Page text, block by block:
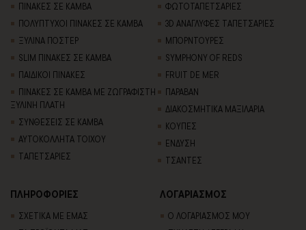
ΠΙΝΑΚΕΣ ΣΕ ΚΑΜΒΑ
ΠΟΛΥΠΤΥΧΟΙ ΠΙΝΑΚΕΣ ΣΕ ΚΑΜΒΑ
ΞΥΛΙΝΑ ΠΟΣΤΕΡ
SLIM ΠΙΝΑΚΕΣ ΣΕ ΚΑΜΒΑ
ΠΑΙΔΙΚΟΙ ΠΙΝΑΚΕΣ
ΠΙΝΑΚΕΣ ΣΕ ΚΑΜΒΑ ΜΕ ΖΩΓΡΑΦΙΣΤΗ
ΞΥΛΙΝΗ ΠΛΑΤΗ
ΣΥΝΘΕΣΕΙΣ ΣΕ ΚΑΜΒΑ
ΑΥΤΟΚΟΛΛΗΤΑ ΤΟΙΧΟΥ
TΑΠΕΤΣΑΡΙΕΣ
ΦΩΤΟΤΑΠΕΤΣΑΡΙΕΣ
3D AΝΑΓΛΥΦΕΣ TΑΠΕΤΣΑΡΙΕΣ
ΜΠΟΡΝΤΟΥΡΕΣ
SYMPHONY OF REDS
FRUIT DE MER
ΠΑΡΑΒΑΝ
ΔΙΑΚΟΣΜΗΤΙΚΑ ΜΑΞΙΛΑΡΙΑ
ΚΟΥΠΕΣ
ΕΝΔΥΣΗ
ΤΣΑΝΤΕΣ
ΠΛΗΡΟΦΟΡΙΕΣ
ΣΧΕΤΙΚΑ ΜΕ ΕΜΑΣ
ΛΟΓΑΡΙΑΣΜΟΣ
Ο ΛΟΓΑΡΙΑΣΜΟΣ ΜΟΥ